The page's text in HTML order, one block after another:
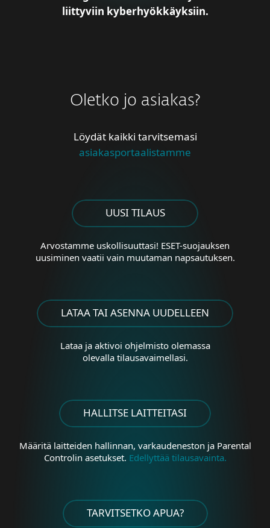
liittyviin kyberhyökkäyksiin.
Oletko jo asiakas?
Löydät kaikki tarvitsemasi
asiakasportaalistamme
UUSI TILAUS
Arvostamme uskollisuuttasi! ESET-suojauksen
uusiminen vaatii vain muutaman napsautuksen.
LATAA TAI ASENNA UUDELLEEN
Lataa ja aktivoi ohjelmisto olemassa
olevalla tilausavaimellasi.
HALLITSE LAITTEITASI
Määritä laitteiden hallinnan, varkaudeneston ja Parental
Controlin asetukset. Edellyttää tilausavainta.
TARVITSETKO APUA?